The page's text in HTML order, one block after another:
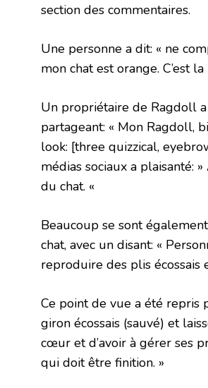
section des commentaires.
Une personne a dit: « ne
mon chat est orange. C’est
Un propriétaire de Ragdoll
partageant: « Mon Ragdoll,
look: [three quizzical,
médias sociaux a plaisanté:
du chat. «
Beaucoup se sont
chat, avec un disant: «
reproduire des plis écossais
Ce point de vue a été repris
giron écossais (sauvé) et
cœur et d’avoir à gérer ses
qui doit être finition. »